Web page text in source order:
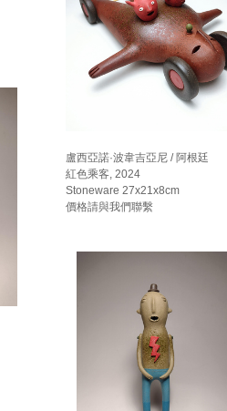
盧西亞諾·波韋吉亞尼 / 阿根廷
紅色乘客, 2024
Stoneware 27x21x8cm
價格請與我們聯繫